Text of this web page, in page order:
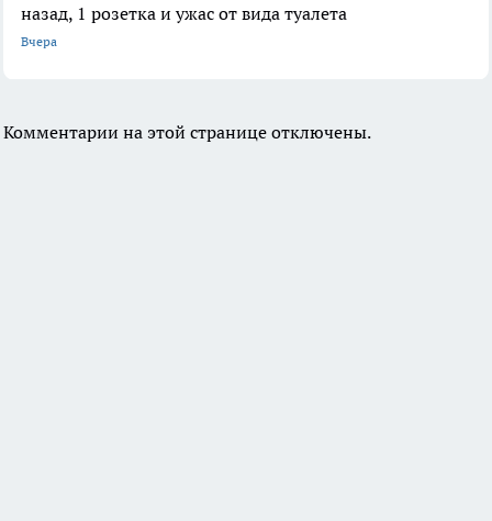
назад, 1 розетка и ужас от вида туалета
Вчера
Комментарии на этой странице отключены.